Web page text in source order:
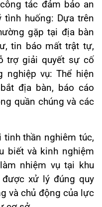
tác đảm bảo an
huống: Dựa trên
gặp tại địa bàn
tin báo mất trật tự,
trợ giải quyết sự cố
nghiệp vụ: Thể hiện
địa bàn, báo cáo
quần chúng và các
tinh thần nghiêm túc,
biết và kinh nghiệm
nhiệm vụ tại khu
xử lý đúng quy
và chủ động của lực